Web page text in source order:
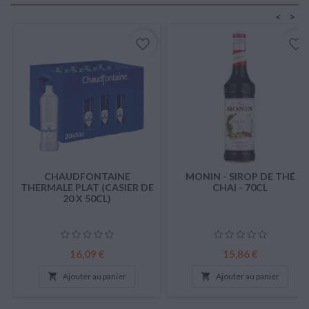
>
<
CHAUDFONTAINE
THERMALE PLAT (CASIER DE
20 X 50CL)
Prix
16,09 €
 Ajouter au panier
favorite_border
MONIN - SIROP DE THÉ
CHAI - 70CL
Prix
15,86 €
 Ajouter au panier
favorite_border